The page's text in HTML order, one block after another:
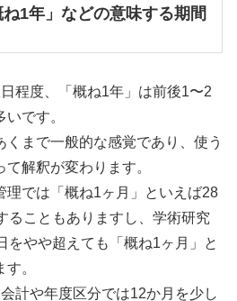
ね1年」などの意味する期間
程度、「概ね1年」は前後1〜2
です。
くまで一般的な感覚であり、使う
解釈が変わります。
理では「概ね1ヶ月」といえば28
ることもありますし、学術研究
をやや超えても「概ね1ヶ月」と
。
計や年度区分では12か月を少し